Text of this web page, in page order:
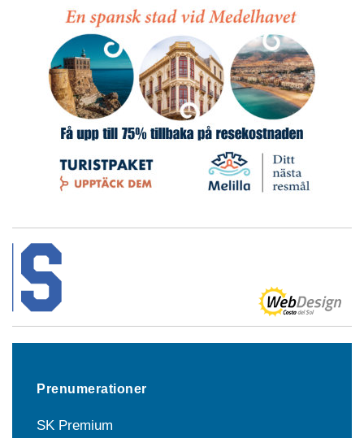
Prenumerationer
SK Premium